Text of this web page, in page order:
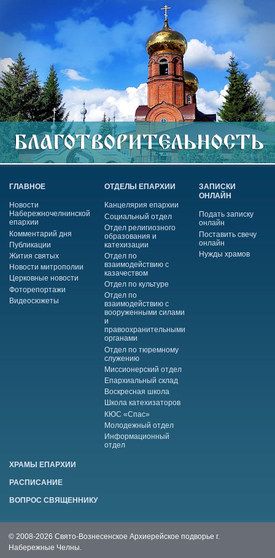
ГЛАВНОЕ
Новости
Набережночелнинской
епархии
Комментарий дня
Публикации
Жития святых
Новости митрополии
Церковные новости
Фоторепортажи
Видеосюжеты
ОТДЕЛЫ ЕПАРХИИ
Канцелярия епархии
Социальный отдел
Отдел религиозного
образования и
катехизации
Отдел по
взаимодействию с
казачеством
Отдел по культуре
Отдел по
взаимодействию с
вооруженными силами
и
правоохранительными
органами
Отдел по тюремному
служению
Миссионерский отдел
Епархиальный склад
Воскресная школа
Школа катехизаторов
КЮС «Спас»
Молодежный отдел
Информационный
отдел
ЗАПИСКИ
ОНЛАЙН
Подать записку
онлайн
Поставить свечу
онлайн
Нужды храмов
ХРАМЫ ЕПАРХИИ
РАСПИСАНИЕ
ВОПРОС СВЯЩЕННИКУ
© 2008-2026 Свято-Вознесенское Архиерейское подворье г.
Набережные Челны.